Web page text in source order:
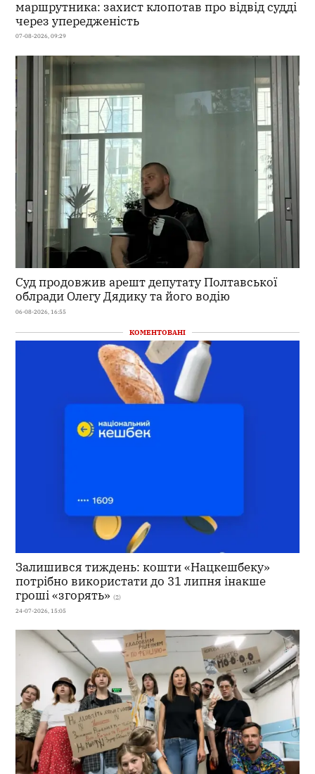
маршрутника: захист клопотав про відвід судді
через упередженість
07-08-2026, 09:29
Суд продовжив арешт депутату Полтавської
облради Олегу Дядику та його водію
06-08-2026, 16:55
КОМЕНТОВАНІ
Залишився тиждень: кошти «Нацкешбеку»
потрібно використати до 31 липня інакше
гроші «згорять» (2)
24-07-2026, 15:05